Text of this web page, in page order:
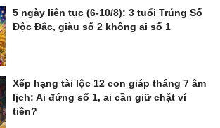
5 ngày liên tục (6-10/8): 3 tuổi Trúng Số
Độc Đắc, giàu số 2 không ai số 1
Xếp hạng tài lộc 12 con giáp tháng 7 âm
lịch: Ai đứng số 1, ai cần giữ chặt ví
tiền?